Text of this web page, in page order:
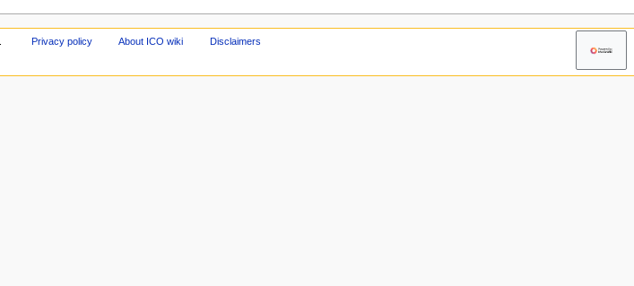
Privacy policy About ICO wiki Disclaimers